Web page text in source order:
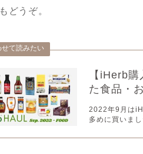
どうぞ。
【iHerb
た食品・
2022年9月は
多めに買いま